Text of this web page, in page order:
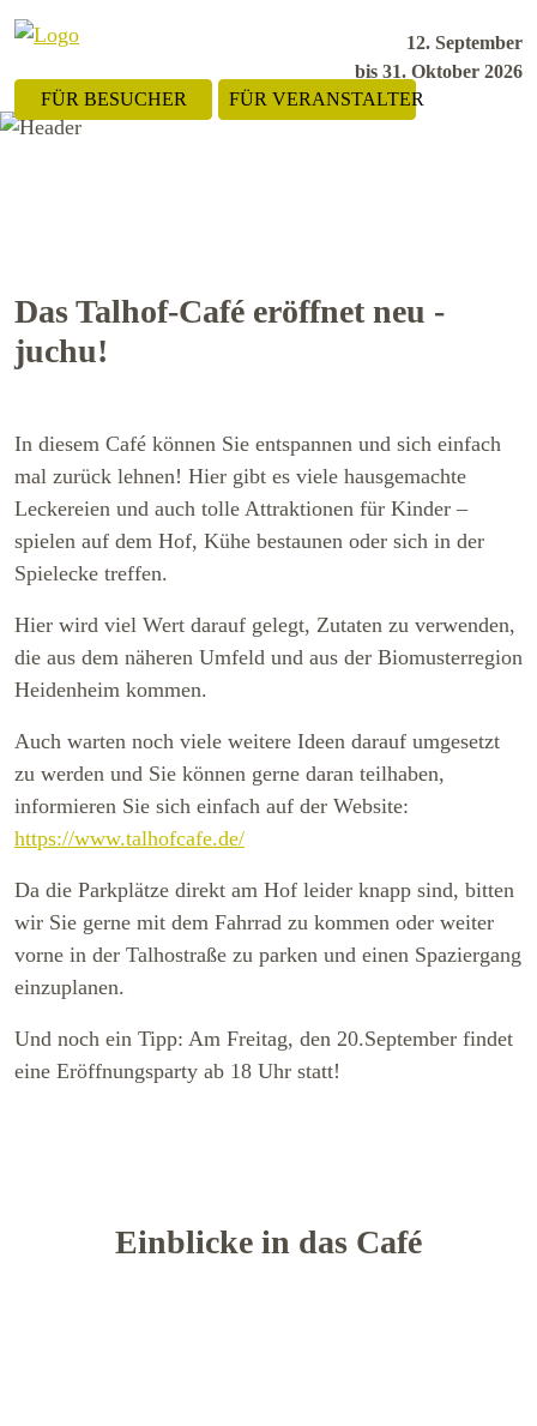
FÜR BESUCHER FÜR VERANSTALTER
12. September
bis 31. Oktober 2026
Das Talhof-Café eröffnet neu -
juchu!
In diesem Café können Sie entspannen und sich einfach
mal zurück lehnen! Hier gibt es viele hausgemachte
Leckereien und auch tolle Attraktionen für Kinder –
spielen auf dem Hof, Kühe bestaunen oder sich in der
Spielecke treffen.
Hier wird viel Wert darauf gelegt, Zutaten zu verwenden,
die aus dem näheren Umfeld und aus der Biomusterregion
Heidenheim kommen.
Auch warten noch viele weitere Ideen darauf umgesetzt
zu werden und Sie können gerne daran teilhaben,
informieren Sie sich einfach auf der Website:
https://www.talhofcafe.de/
Da die Parkplätze direkt am Hof leider knapp sind, bitten
wir Sie gerne mit dem Fahrrad zu kommen oder weiter
vorne in der Talhostraße zu parken und einen Spaziergang
einzuplanen.
Und noch ein Tipp: Am Freitag, den 20.September findet
eine Eröffnungsparty ab 18 Uhr statt!
Einblicke in das Café